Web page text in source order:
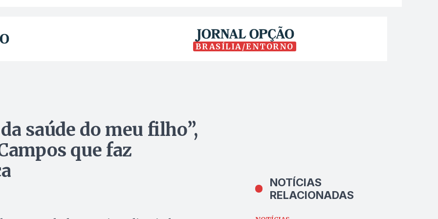
BRASÍLIA/ENTORNO
saúde do meu filho”,
que faz
NOTÍCIAS
RELACIONADAS